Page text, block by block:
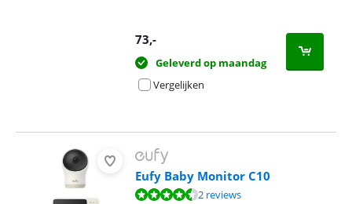
73,-
Geleverd op maandag
Vergelijken
Eufy Baby Monitor C10
Beoordeling is 9,4 van de 10, gebaseerd op 2 reviews.
2 reviews